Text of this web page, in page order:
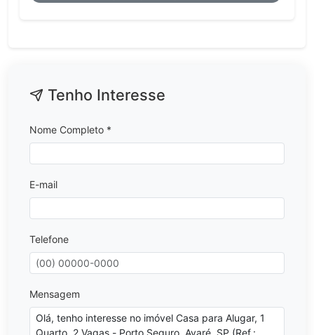
Tenho Interesse
Nome Completo *
E-mail
Telefone
Mensagem